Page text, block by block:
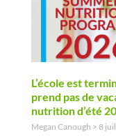
L’école est
prend pas de
nutrition d’été
Megan Canough 8